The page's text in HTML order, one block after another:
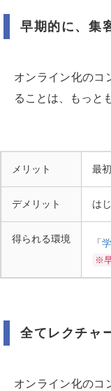
早期的に、集
オンライン化のコ
ることは、もっと
メリット 最
デメリット は
得られる環境 「
※
全てレクチャ
オンライン化のコ